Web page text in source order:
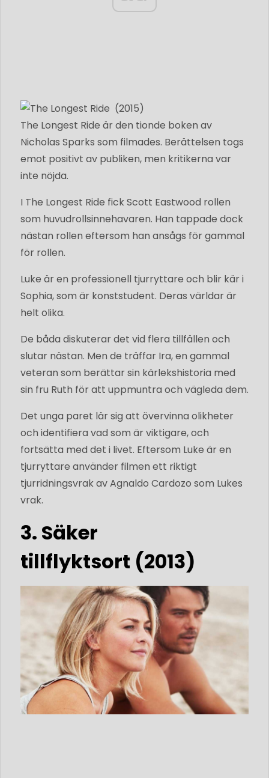
The Longest Ride är den tionde boken av
Nicholas Sparks som filmades. Berättelsen togs
emot positivt av publiken, men kritikerna var
inte nöjda.
I The Longest Ride fick Scott Eastwood rollen
som huvudrollsinnehavaren. Han tappade dock
nästan rollen eftersom han ansågs för gammal
för rollen.
Luke är en professionell tjurryttare och blir kär i
Sophia, som är konststudent. Deras världar är
helt olika.
De båda diskuterar det vid flera tillfällen och
slutar nästan. Men de träffar Ira, en gammal
veteran som berättar sin kärlekshistoria med
sin fru Ruth för att uppmuntra och vägleda dem.
Det unga paret lär sig att övervinna olikheter
och identifiera vad som är viktigare, och
fortsätta med det i livet. Eftersom Luke är en
tjurryttare använder filmen ett riktigt
tjurridningsvrak av Agnaldo Cardozo som Lukes
vrak.
3. Säker
tillflyktsort (2013)